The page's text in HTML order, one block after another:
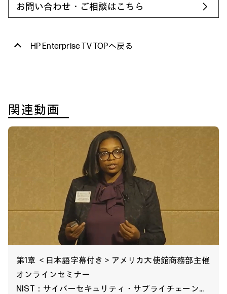
お問い合わせ・ご相談はこちら
HP Enterprise TV TOPへ戻る
関連動画
第1章 ＜日本語字幕付き＞アメリカ大使館商務部主催
オンラインセミナー
NIST：サイバーセキュリティ・サプライチェーン・